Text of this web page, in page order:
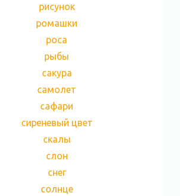
рисунок
ромашки
роса
рыбы
сакура
самолет
сафари
сиреневый цвет
скалы
слон
снег
солнце